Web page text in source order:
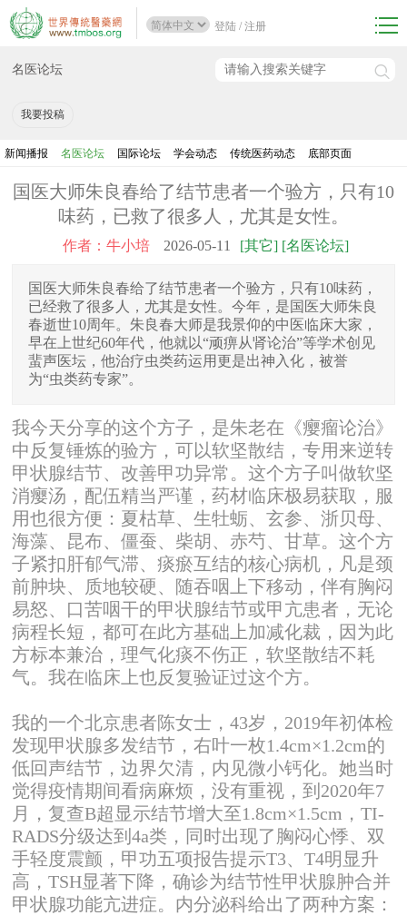
登陆 / 注册
名医论坛
我要投稿
新闻播报 名医论坛 国际论坛 学会动态 传统医药动态 底部页面
国医大师朱良春给了结节患者一个验方，只有10
味药，已救了很多人，尤其是女性。
作者：牛小培 2026-05-11 [其它] [名医论坛]
国医大师朱良春给了结节患者一个验方，只有10味药，
已经救了很多人，尤其是女性。今年，是国医大师朱良
春逝世10周年。朱良春大师是我景仰的中医临床大家，
早在上世纪60年代，他就以“顽痹从肾论治”等学术创见
蜚声医坛，他治疗虫类药运用更是出神入化，被誉
为“虫类药专家”。
我今天分享的这个方子，是朱老在《瘿瘤论治》
中反复锤炼的验方，可以软坚散结，专用来逆转
甲状腺结节、改善甲功异常。这个方子叫做软坚
消瘿汤，配伍精当严谨，药材临床极易获取，服
用也很方便：夏枯草、生牡蛎、玄参、浙贝母、
海藻、昆布、僵蚕、柴胡、赤芍、甘草。这个方
子紧扣肝郁气滞、痰瘀互结的核心病机，凡是颈
前肿块、质地较硬、随吞咽上下移动，伴有胸闷
易怒、口苦咽干的甲状腺结节或甲亢患者，无论
病程长短，都可在此方基础上加减化裁，因为此
方标本兼治，理气化痰不伤正，软坚散结不耗
气。我在临床上也反复验证过这个方。
我的一个北京患者陈女士，43岁，2019年初体检
发现甲状腺多发结节，右叶一枚1.4cm×1.2cm的
低回声结节，边界欠清，内见微小钙化。她当时
觉得疫情期间看病麻烦，没有重视，到2020年7
月，复查B超显示结节增大至1.8cm×1.5cm，TI-
RADS分级达到4a类，同时出现了胸闷心悸、双
手轻度震颤，甲功五项报告提示T3、T4明显升
高，TSH显著下降，确诊为结节性甲状腺肿合并
甲状腺功能亢进症。内分泌科给出了两种方案：